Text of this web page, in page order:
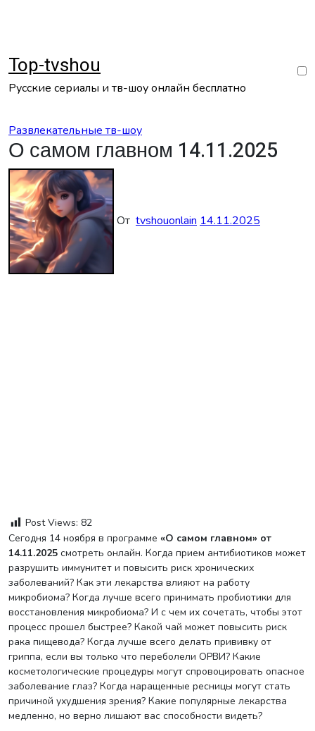
Top-tvshou
Русские сериалы и тв-шоу онлайн бесплатно
Развлекательные тв-шоу
О самом главном 14.11.2025
От tvshouonlain 14.11.2025
Post Views: 82
Сегодня 14 ноября в программе «О самом главном» от
14.11.2025 смотреть онлайн. Когда прием антибиотиков может
разрушить иммунитет и повысить риск хронических
заболеваний? Как эти лекарства влияют на работу
микробиома? Когда лучше всего принимать пробиотики для
восстановления микробиома? И с чем их сочетать, чтобы этот
процесс прошел быстрее? Какой чай может повысить риск
рака пищевода? Когда лучше всего делать прививку от
гриппа, если вы только что переболели ОРВИ? Какие
косметологические процедуры могут спровоцировать опасное
заболевание глаз? Когда наращенные ресницы могут стать
причиной ухудшения зрения? Какие популярные лекарства
медленно, но верно лишают вас способности видеть?